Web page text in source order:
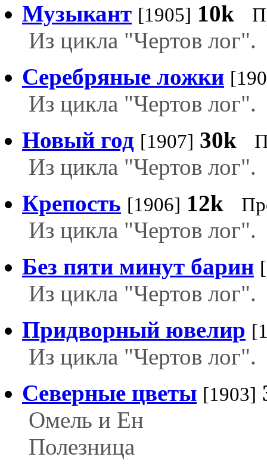
Музыкант [1905] 10k
Из цикла "Чертов лог".
Серебряные ложки
Из цикла "Чертов лог".
Новый год [1907] 30k
Из цикла "Чертов лог".
Крепость [1906] 12k
Из цикла "Чертов лог".
Без пяти минут барин
Из цикла "Чертов лог".
Придворный ювелир
Из цикла "Чертов лог".
Северные цветы [1903]
Омель и Ен
Полезница